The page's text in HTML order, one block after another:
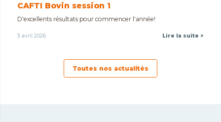
CAFTI Bovin session 1
D'excellents résultats pour commencer l'année!
3 avril 2026 Lire la suite >
Toutes nos actualités